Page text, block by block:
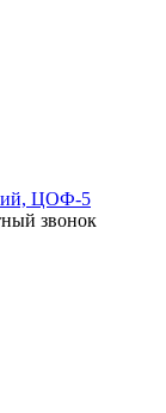
ЦОФ-5
звонок